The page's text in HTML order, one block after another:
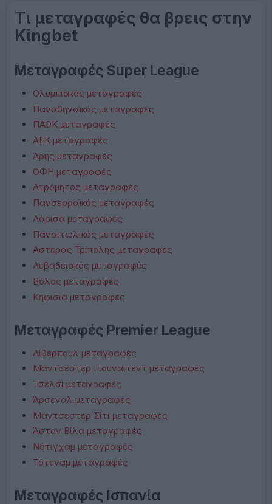
Τι μεταγραφές θα βρεις στην
Kingbet
Μεταγραφές Super League
Ολυμπιακός μεταγραφές
Παναθηναϊκός μεταγραφές
ΠΑΟΚ μεταγραφές
ΑΕΚ μεταγραφές
Άρης μεταγραφές
ΟΦΗ μεταγραφές
Ατρόμητος μεταγραφές
Πανσερραϊκός μεταγραφές
Λάρισα μεταγραφές
Παναιτωλικός μεταγραφές
Αστέρας Τρίπολης μεταγραφές
Λεβαδειακός μεταγραφές
Βόλος μεταγραφές
Κηφισιά μεταγραφές
Μεταγραφές Premier League
Λίβερπουλ μεταγραφές
Μάντσεστερ Γιουνάιτεντ μεταγραφές
Τσέλσι μεταγραφές
Άρσεναλ μεταγραφές
Μάντσεστερ Σίτι μεταγραφές
Άστον Βίλα μεταγραφές
Νότιγχαμ μεταγραφές
Τότεναμ μεταγραφές
Μεταγραφές Ισπανία